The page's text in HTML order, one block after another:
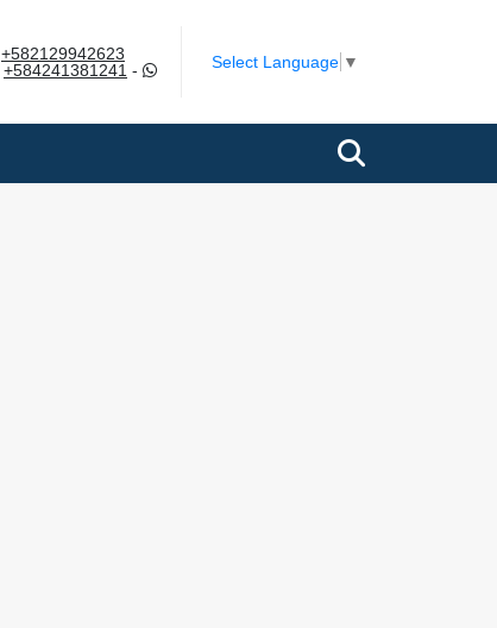
+582129942623
+584241381241 - Select Language ▼